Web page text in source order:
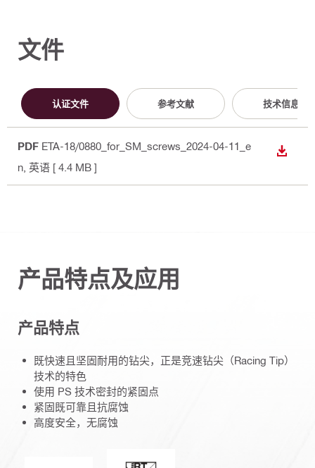
文件
认证文件 参考文献 技术信息
PDF ETA-18/0880_for_SM_screws_2024-04-11_e
n , 英语 [ 4.4 MB ]
下载
产品特点及应用
产品特点
既快速且坚固耐用的钻尖，正是竞速钻尖（Racing Tip）
技术的特色
使用 PS 技术密封的紧固点
紧固既可靠且抗腐蚀
高度安全，无腐蚀
完美密封 / 赛车情报